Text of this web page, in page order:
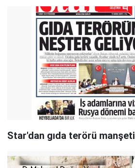
Star'dan gıda terörü manşeti